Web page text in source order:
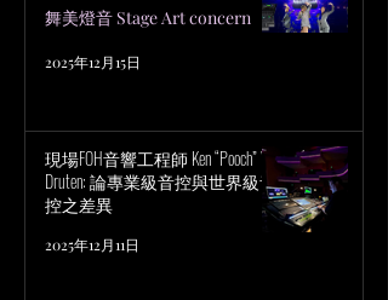
舞美燈音 Stage Art concern
2025年12月15日
現場FOH音響工程師 Ken “Pooch” Van
Druten: 論專業級音控與世界級音
控之差異
2025年12月11日